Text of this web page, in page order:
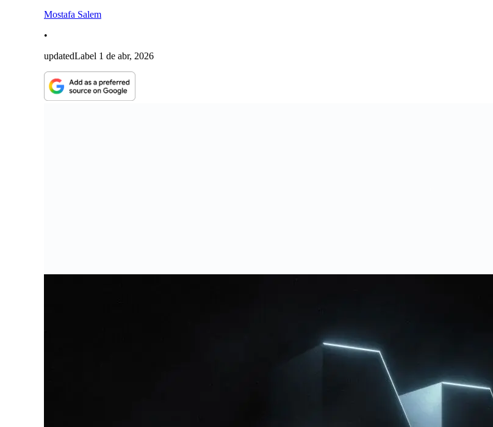
Mostafa Salem
•
updatedLabel 1 de abr, 2026